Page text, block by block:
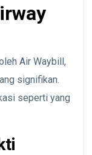
Air Waybill,
signifikan.
seperti yang